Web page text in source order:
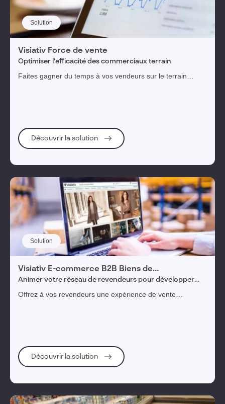
Service client
Gestion du cycle de vie produit
Réglementation, risques & conformité
Engagement collaborateurs
Gestion des actifs immobiliers
Pilotage des transformations
Réinitialiser les filtres
1tag(s) sélectionné(s)
Valider ma sélection
Solution
Visiativ Force de vente
Optimiser l’efficacité des commerciaux terrain
Faites gagner du temps à vos vendeurs sur le terrain
Découvrir la solution
Solution
Visiativ E-commerce B2B Biens de
consommation
Animer votre réseau de revendeurs pour développer
vos ventes
Offrez à vos revendeurs une expérience de vente
Découvrir la solution